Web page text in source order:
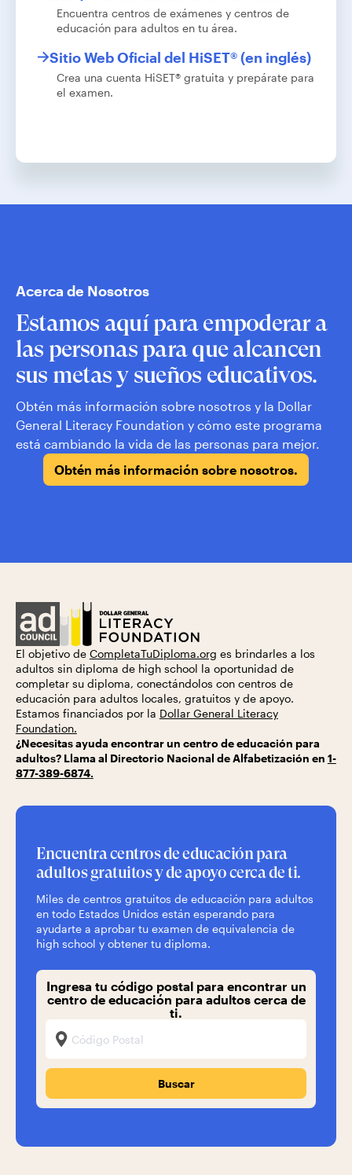
Encuentra centros de exámenes y centros de
educación para adultos en tu área.
Sitio Web Oficial del HiSET® (en inglés)
Crea una cuenta HiSET® gratuita y prepárate para
el examen.
Acerca de Nosotros
Estamos aquí para empoderar a
las personas para que alcancen
sus metas y sueños educativos.
Obtén más información sobre nosotros y la Dollar
General Literacy Foundation y cómo este programa
está cambiando la vida de las personas para mejor.
Obtén más información sobre nosotros.
El objetivo de CompletaTuDiploma.org es brindarles a los
adultos sin diploma de high school la oportunidad de
completar su diploma, conectándolos con centros de
educación para adultos locales, gratuitos y de apoyo.
Estamos financiados por la Dollar General Literacy
Foundation.
¿Necesitas ayuda encontrar un centro de educación para
adultos? Llama al Directorio Nacional de Alfabetización en 1-
877-389-6874.
Encuentra centros de educación para
adultos gratuitos y de apoyo cerca de ti.
Miles de centros gratuitos de educación para adultos
en todo Estados Unidos están esperando para
ayudarte a aprobar tu examen de equivalencia de
high school y obtener tu diploma.
Ingresa tu código postal para encontrar un
centro de educación para adultos cerca de
ti.
Zip Code